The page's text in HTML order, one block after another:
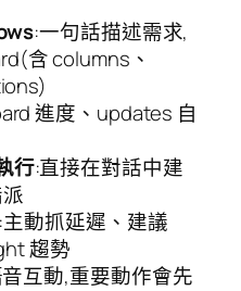
:一句話描述需求,
含 columns、
進度、updates 自
行:直接在對話中建
動抓延遲、建議
趨勢
互動,重要動作會先